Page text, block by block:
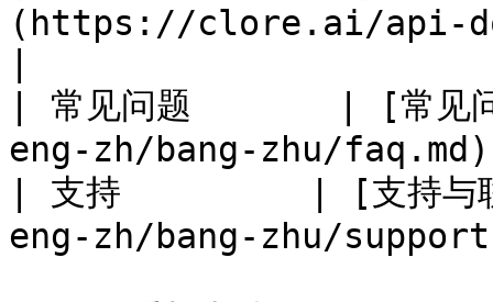
(https://clore.ai/api-
| 常见问题       | [常
eng-zh/bang-zhu/
| 支持         | [支持
eng-zh/bang-zhu/